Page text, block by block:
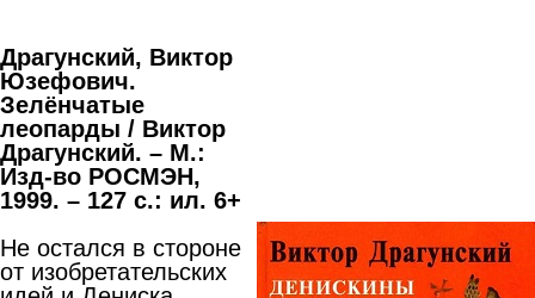
Драгунский, Виктор
Юзефович.
Зелёнчатые
леопарды / Виктор
Драгунский. – М.:
Изд-во РОСМЭН,
1999. – 127 с.: ил. 6+
Не остался в стороне
от изобретательских